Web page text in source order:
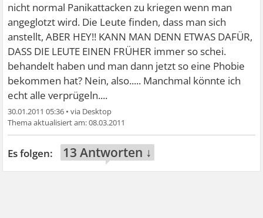
nicht normal Panikattacken zu kriegen wenn man
angeglotzt wird. Die Leute finden, dass man sich
anstellt, ABER HEY!! KANN MAN DENN ETWAS DAFÜR,
DASS DIE LEUTE EINEN FRÜHER immer so schei.
behandelt haben und man dann jetzt so eine Phobie
bekommen hat? Nein, also..... Manchmal könnte ich
echt alle verprügeln....
30.01.2011 05:36 •
08.03.2011
13 Antworten ↓